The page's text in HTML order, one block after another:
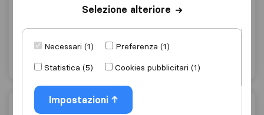
Chiedi preventivo Dettagli
2 valutazioni come "Professionalità"
Traslochi Sgombero Express
Selezione alteriore
Necessari (1)
Preferenza (1)
Statistica (5)
Cookies pubblicitari (1)
Impostazioni